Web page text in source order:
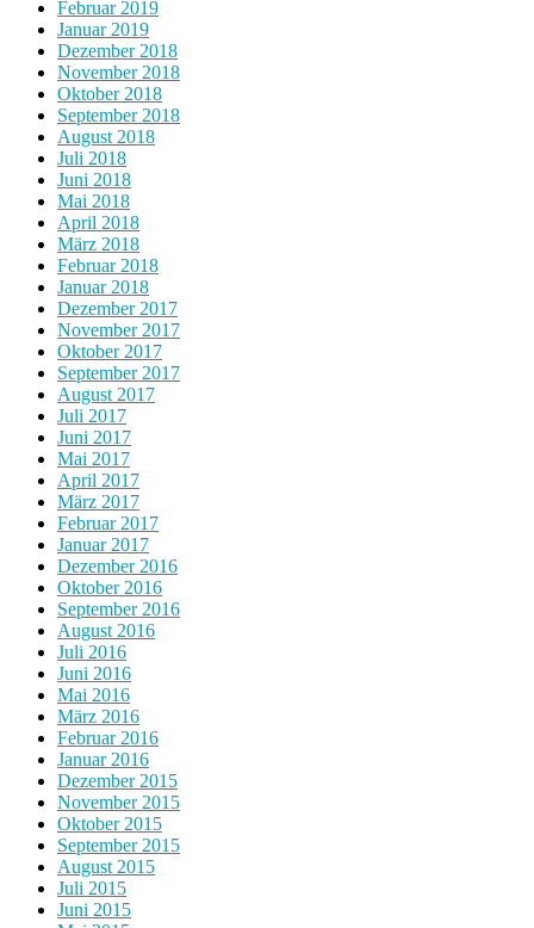
Februar 2019
Januar 2019
Dezember 2018
November 2018
Oktober 2018
September 2018
August 2018
Juli 2018
Juni 2018
Mai 2018
April 2018
März 2018
Februar 2018
Januar 2018
Dezember 2017
November 2017
Oktober 2017
September 2017
August 2017
Juli 2017
Juni 2017
Mai 2017
April 2017
März 2017
Februar 2017
Januar 2017
Dezember 2016
Oktober 2016
September 2016
August 2016
Juli 2016
Juni 2016
Mai 2016
März 2016
Februar 2016
Januar 2016
Dezember 2015
November 2015
Oktober 2015
September 2015
August 2015
Juli 2015
Juni 2015